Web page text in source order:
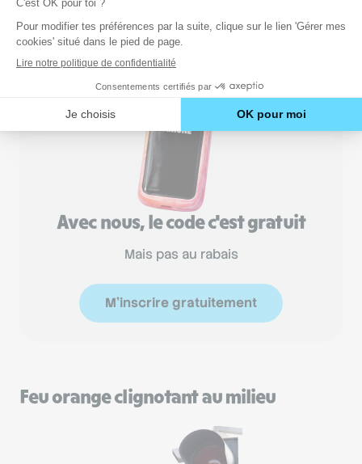
également respecter la priorité à droite et donc
céder le passage aux véhicules qui arrivent par sa
droite.
Avec nous, le code c'est gratuit
Mais pas au rabais
M'inscrire gratuitement
Feu orange clignotant au milieu